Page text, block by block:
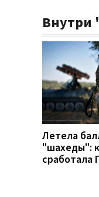
Внутри
Летела
"шахеды":
сработала